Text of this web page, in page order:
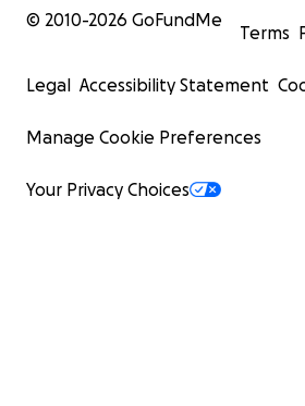
© 2010-2026 GoFundMe
Terms
Legal Accessibility Statement
Manage Cookie Preferences
Your Privacy Choices